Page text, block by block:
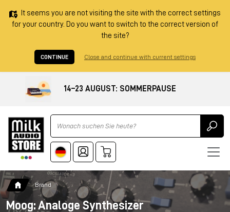
It seems you are not visiting the site with the correct settings
for your country. Do you want to switch to the correct version of
the site?
CONTINUE Close and continue with current settings
14–23 AUGUST: SOMMERPAUSE
Ricerca
Brand
Moog: Analoge Synthesizer